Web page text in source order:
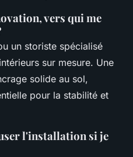
vers qui me
un storiste spécialisé
sur mesure. Une
solide au sol,
pour la stabilité et
l'installation si je